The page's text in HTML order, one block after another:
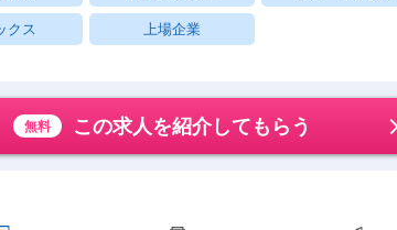
クス 上場企業
無料 この求人を紹介してもらう